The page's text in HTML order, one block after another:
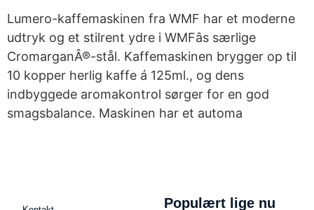
Lumero-kaffemaskinen fra WMF har et moderne
udtryk og et stilrent ydre i WMFâs særlige
CromarganÂ®-stål. Kaffemaskinen brygger op til
10 kopper herlig kaffe á 125ml., og dens
indbyggede aromakontrol sørger for en god
smagsbalance. Maskinen har et automa
Populært lige nu